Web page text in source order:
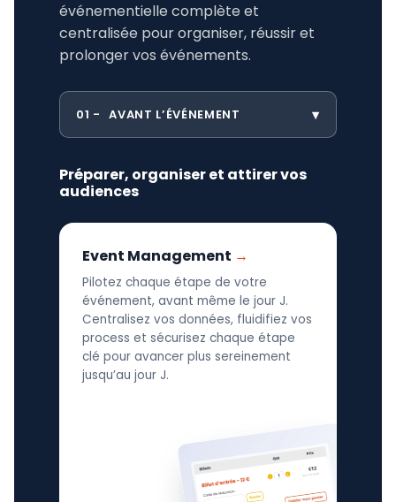
événementielle complète et
centralisée pour organiser, réussir et
prolonger vos événements.
01 AVANT L’ÉVÉNEMENT
Préparer, organiser et attirer vos
audiences
Event Management
Pilotez chaque étape de votre
événement, avant même le jour J.
Centralisez vos données, fluidifiez vos
process et sécurisez chaque étape
clé pour avancer plus sereinement
jusqu’au jour J.